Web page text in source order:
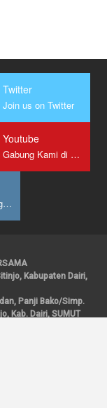
Twitter
Join us on Twitter
Youtube
Gabung Kami di Youtube
Join us on Instagram
Kabupaten Dairi,
Panji Bako/Simp.
Kab. Dairi, SUMUT